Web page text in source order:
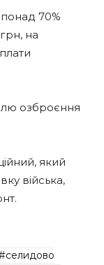
70%
на
озброєння
який
війська,